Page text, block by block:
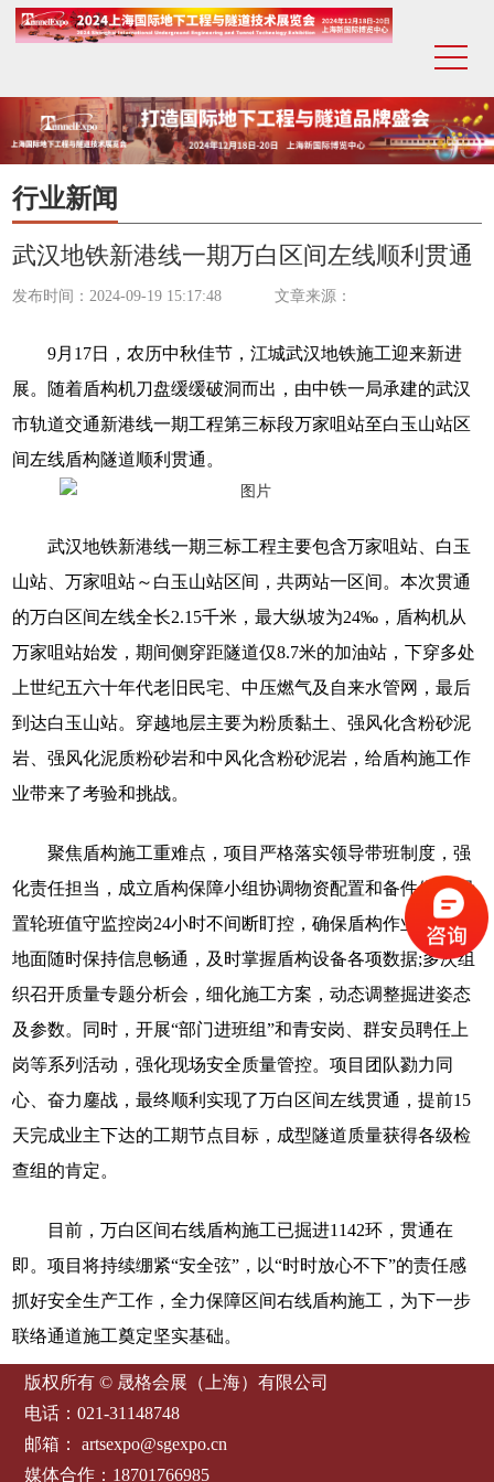
行业新闻
武汉地铁新港线一期万白区间左线顺利贯通
发布时间：2024-09-19 15:17:48 文章来源：
9月17日，农历中秋佳节，江城武汉地铁施工迎来新进
展。随着盾构机刀盘缓缓破洞而出，由中铁一局承建的武汉
市轨道交通新港线一期工程第三标段万家咀站至白玉山站区
间左线盾构隧道顺利贯通。
武汉地铁新港线一期三标工程主要包含万家咀站、白玉
山站、万家咀站～白玉山站区间，共两站一区间。本次贯通
的万白区间左线全长2.15千米，最大纵坡为24‰，盾构机从
万家咀站始发，期间侧穿距隧道仅8.7米的加油站，下穿多处
上世纪五六十年代老旧民宅、中压燃气及自来水管网，最后
到达白玉山站。穿越地层主要为粉质黏土、强风化含粉砂泥
岩、强风化泥质粉砂岩和中风化含粉砂泥岩，给盾构施工作
业带来了考验和挑战。
聚焦盾构施工重难点，项目严格落实领导带班制度，强
化责任担当，成立盾构保障小组协调物资配置和备件供应;设
置轮班值守监控岗24小时不间断盯控，确保盾构作业人员与
地面随时保持信息畅通，及时掌握盾构设备各项数据;多次组
织召开质量专题分析会，细化施工方案，动态调整掘进姿态
及参数。同时，开展“部门进班组”和青安岗、群安员聘任上
岗等系列活动，强化现场安全质量管控。项目团队勠力同
心、奋力鏖战，最终顺利实现了万白区间左线贯通，提前15
天完成业主下达的工期节点目标，成型隧道质量获得各级检
查组的肯定。
目前，万白区间右线盾构施工已掘进1142环，贯通在
即。项目将持续绷紧“安全弦”，以“时时放心不下”的责任感
抓好安全生产工作，全力保障区间右线盾构施工，为下一步
联络通道施工奠定坚实基础。
版权所有 © 晟格会展（上海）有限公司
电话：021-31148748
邮箱：artsexpo@sgexpo.cn
媒体合作：18701766985